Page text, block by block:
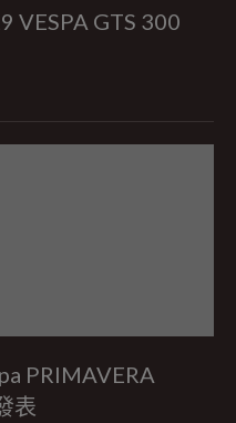
VESPA GTS 300
PRIMAVERA
表